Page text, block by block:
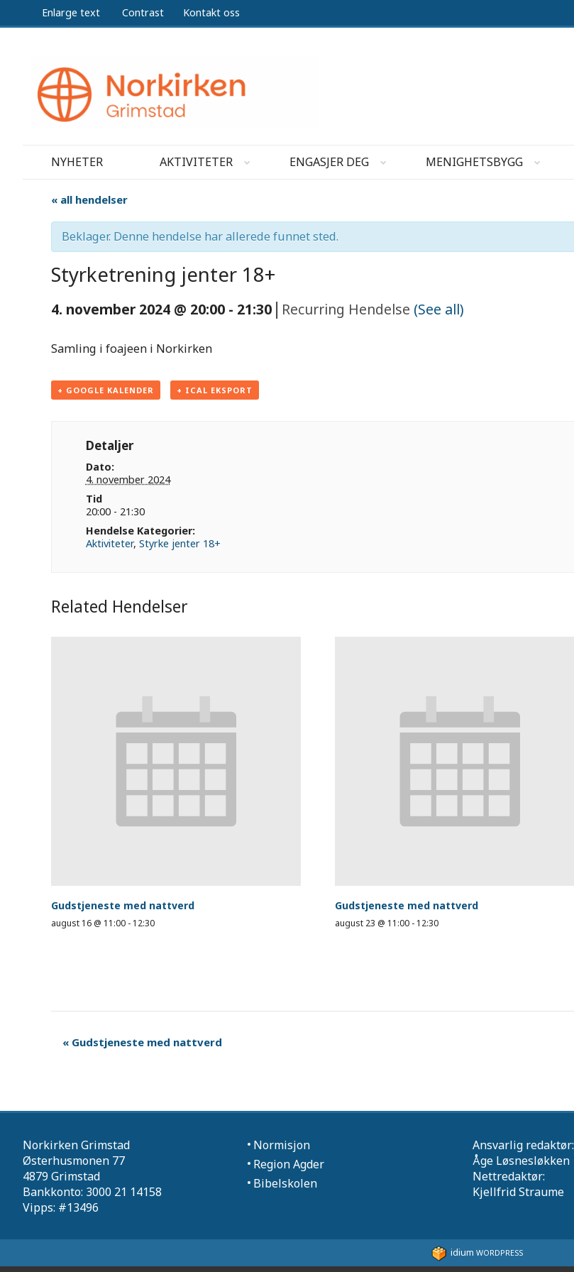
Enlarge text Contrast Kontakt oss
NYHETER AKTIVITETER ENGASJER DEG MENIGHETSBYGG
« all hendelser
Beklager. Denne hendelse har allerede funnet sted.
Styrketrening jenter 18+
4. november 2024 @ 20:00 - 21:30 | Recurring Hendelse (See all)
Samling i foajeen i Norkirken
+ GOOGLE KALENDER + ICAL EKSPORT
Detaljer
Dato:
4. november 2024
Tid
20:00 - 21:30
Hendelse Kategorier:
Aktiviteter, Styrke jenter 18+
Related Hendelser
Gudstjeneste med nattverd
august 16 @ 11:00 - 12:30
Gudstjeneste med nattverd
august 23 @ 11:00- 12:30
« Gudstjeneste med nattverd
Norkirken Grimstad
Østerhusmonen 77
4879 Grimstad
Bankkonto: 3000 21 14158
Vipps: #13496
Normisjon
Region Agder
Bibelskolen
Ansvarlig redaktør:
Åge Løsnesløkken
Nettredaktør:
Kjellfrid Straume
idium WORDPRESS